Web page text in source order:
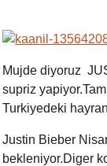
Mujde diyoruz
supriz
Turkiyedeki
Justin Bieber
bekleniyor.Diger